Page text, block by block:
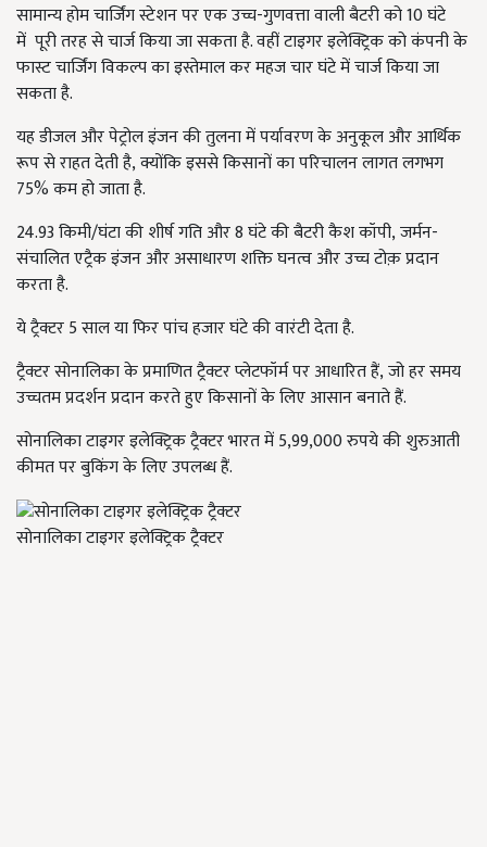
सामान्य होम चार्जिंग स्टेशन पर एक उच्च-गुणवत्ता वाली बैटरी को 10 घंटे
में पूरी तरह से चार्ज किया जा सकता है. वहीं टाइगर इलेक्ट्रिक को कंपनी के
फास्ट चार्जिंग विकल्प का इस्तेमाल कर महज चार घंटे में चार्ज किया जा
सकता है.
यह डीजल और पेट्रोल इंजन की तुलना में पर्यावरण के अनुकूल और आर्थिक
रूप से राहत देती है,क्योंकि इससे किसानों का परिचालन लागत लगभग
75% कम हो जाता है.
24.93 किमी/घंटा की शीर्ष गति और 8 घंटे की बैटरी कैश कॉपी,जर्मन-
संचालित एट्रैक इंजन और असाधारण शक्ति घनत्व और उच्च टोक़ प्रदान
करता है.
ये ट्रैक्टर5साल या फिर पांच हजार घंटे की वारंटी देता है.
ट्रैक्टर सोनालिका के प्रमाणित ट्रैक्टर प्लेटफॉर्म पर आधारित हैं,जो हर समय
उच्चतम प्रदर्शन प्रदान करते हुए किसानों के लिए आसान बनाते हैं.
सोनालिका टाइगर इलेक्ट्रिक ट्रैक्टर भारत में 5,99,000 रुपये की शुरुआती
कीमत पर बुकिंग के लिए उपलब्ध हैं.
सोनालिका टाइगर इलेक्ट्रिक ट्रैक्टर